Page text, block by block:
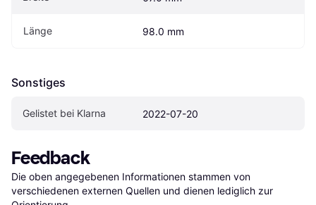
Länge 98.0 mm
Sonstiges
Gelistet bei Klarna 2022-07-20
Feedback
Die oben angegebenen Informationen stammen von
verschiedenen externen Quellen und dienen lediglich zur